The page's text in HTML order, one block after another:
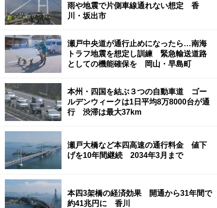
雨や地震で片側車線通れない想定 香
川・坂出市
瀬戸中央道が通行止めになったら…南海
トラフ地震を想定し訓練 緊急輸送道路
としての機能確保を 岡山・早島町
本州・四国を結ぶ３つの自動車道 ゴー
ルデンウィークは1日平均8万8000台が通
行 渋滞は最大37km
瀬戸大橋など本四高速の通行料金 値下
げを10年間継続 2034年3月まで
本四3架橋の経済効果 開通から31年間で
約41兆円に 香川